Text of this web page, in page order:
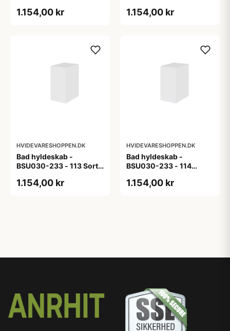
1.154,00 kr 1.154,00 kr
HVIDEVARESHOPPEN.DK
Bad hyldeskab -
BSU030-233 - 113 Sort
1.154,00 kr
HVIDEVARESHOPPEN.DK
Bad hyldeskab -
BSU030-233 - 114
m/eg ABS-kant
1.154,00 kr